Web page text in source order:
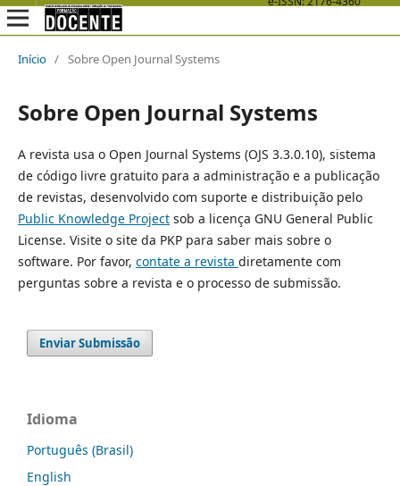
Início / Sobre Open Journal Systems
Sobre Open Journal Systems
A revista usa o Open Journal Systems (OJS 3.3.0.10), sistema
de código livre gratuito para a administração e a publicação
de revistas, desenvolvido com suporte e distribuição pelo
Public Knowledge Projectsob a licença GNU General Public
License. Visite o site da PKP para saber mais sobre o
software. Por favor, contate a revista diretamente com
perguntas sobre a revista e o processo de submissão.
Enviar Submissão
Idioma
Português (Brasil)
English